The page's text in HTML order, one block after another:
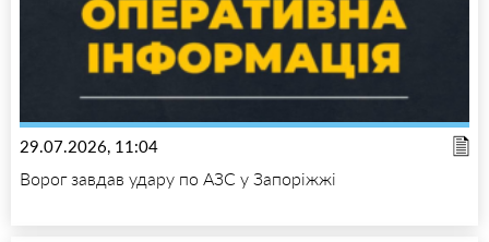
29.07.2026, 11:04
Ворог завдав удару по АЗС у Запоріжжі